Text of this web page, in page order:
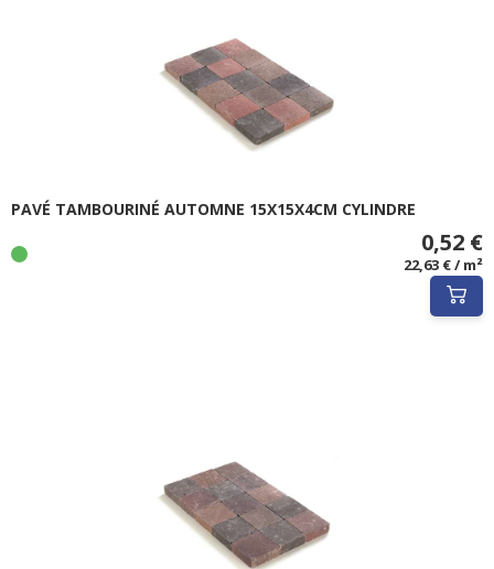
PAVÉ TAMBOURINÉ AUTOMNE 15X15X4CM CYLINDRE
0,52 €
22,63 € / m²